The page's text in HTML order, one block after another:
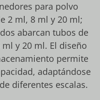
para polvo
2 ml, 8 ml y 20 ml;
abarcan tubos de
y 20 ml. El diseño
permite
adaptándose
diferentes escalas.